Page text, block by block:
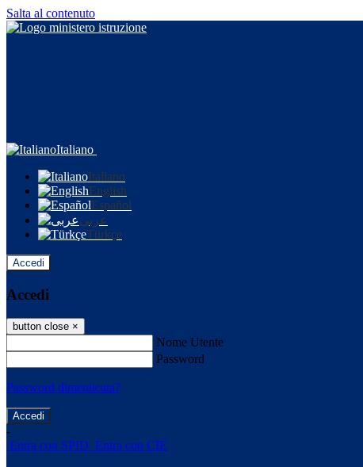
Salta al contenuto
Italiano
Italiano
English
Español
عربى
Türkçe
Accedi
Accedi
button close ×
Nome Utente
Password
Password dimenticata?
-
Entra con SPID Entra con CIE